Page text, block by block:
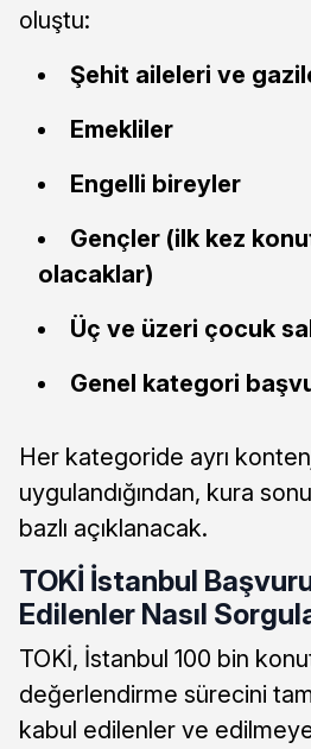
oluştu:
Şehit aileleri ve
Emekliler
Engelli bireyler
Gençler (ilk kez
olacaklar)
Üç ve üzeri çocuk
Genel kategori
Her kategoride ayrı
uygulandığından, kura
bazlı açıklanacak.
TOKİ İstanbul
Edilenler Nasıl
TOKİ, İstanbul 100 bin
değerlendirme sürecini
kabul edilenler ve